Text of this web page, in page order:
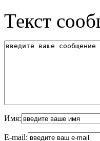
Текст
Имя:
E-mail: